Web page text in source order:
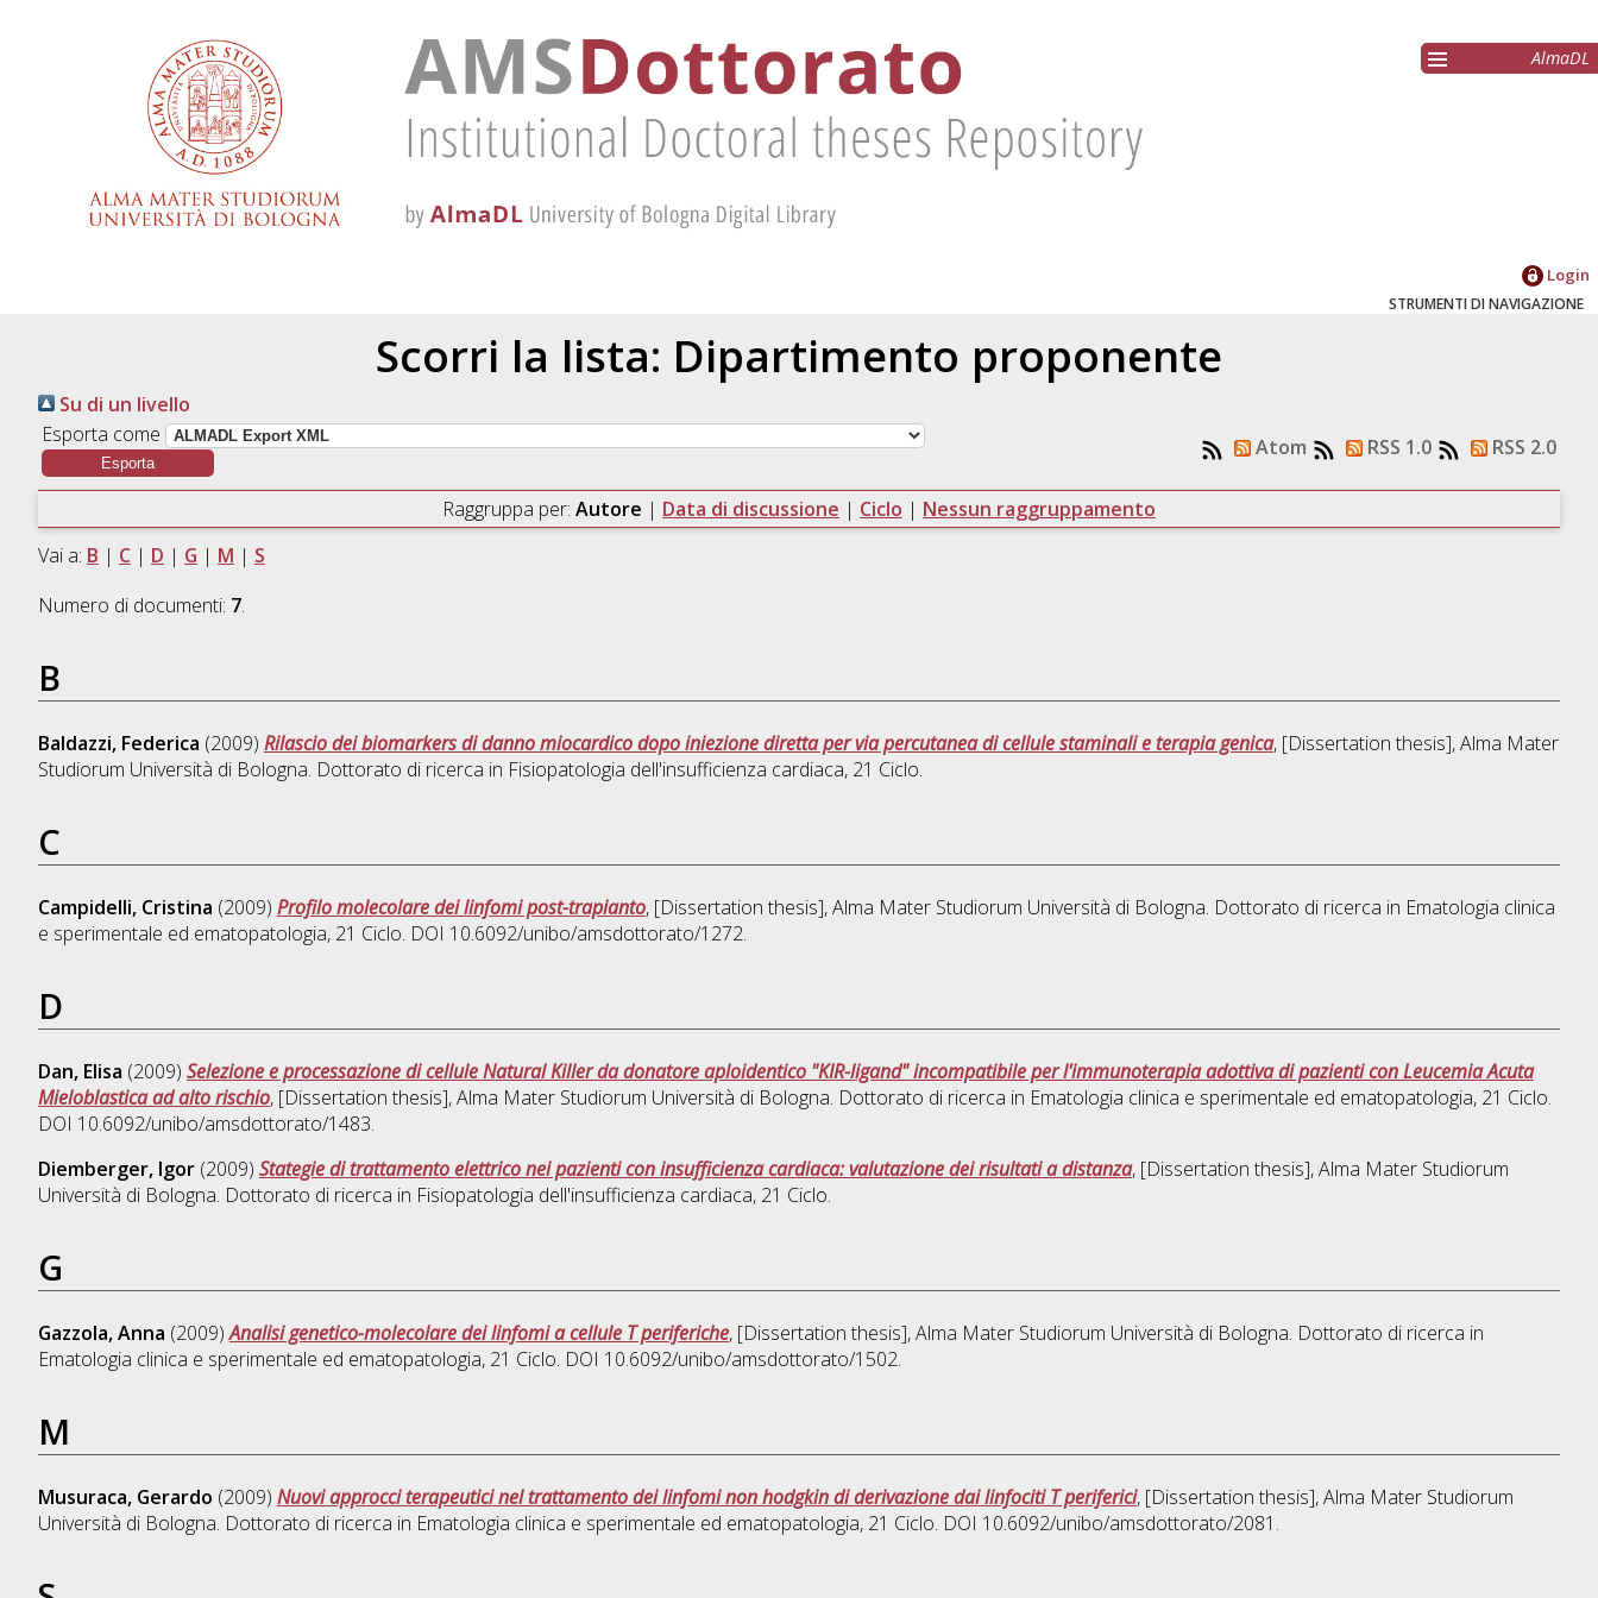
AlmaDL
Login
STRUMENTI DI NAVIGAZIONE
Scorri la lista: Dipartimento proponente
Su di un livello
Esporta come
Atom RSS 1.0 RSS 2.0
Raggruppa per: Autore | Data di discussione | Ciclo | Nessun raggruppamento
Vai a: B | C| D | G | M | S
Numero di documenti: 7.
B
Baldazzi, Federica (2009) Rilascio dei biomarkers di danno miocardico dopo iniezione diretta per via percutanea di cellule staminali e terapia genica, [Dissertation thesis], Alma Mater
Studiorum Università di Bologna. Dottorato di ricerca in Fisiopatologia dell'insufficienza cardiaca, 21 Ciclo.
C
Campidelli, Cristina (2009) Profilo molecolare dei linfomi post-trapianto, [Dissertation thesis], Alma Mater Studiorum Università di Bologna. Dottorato di ricerca in Ematologia clinica
e sperimentale ed ematopatologia, 21 Ciclo. DOI 10.6092/unibo/amsdottorato/1272.
D
Dan, Elisa (2009) Selezione e processazione di cellule Natural Killer da donatore aploidentico "KIR-ligand" incompatibile per l'immunoterapia adottiva di pazienti con Leucemia Acuta
Mieloblastica ad alto rischio, [Dissertation thesis], Alma Mater Studiorum Università di Bologna. Dottorato di ricerca in Ematologia clinica e sperimentale ed ematopatologia, 21 Ciclo.
DOI 10.6092/unibo/amsdottorato/1483.
Diemberger, Igor(2009) Stategie di trattamento elettrico nei pazienti con insufficienza cardiaca: valutazione dei risultati a distanza, [Dissertation thesis], Alma Mater Studiorum
Università di Bologna. Dottorato di ricerca in Fisiopatologia dell'insufficienza cardiaca, 21 Ciclo.
G
Gazzola, Anna (2009)Analisi genetico-molecolare dei linfomi a cellule T periferiche, [Dissertation thesis], Alma Mater Studiorum Università di Bologna. Dottorato di ricerca in
Ematologia clinica e sperimentale ed ematopatologia, 21 Ciclo. DOI 10.6092/unibo/amsdottorato/1502.
M
Musuraca, Gerardo (2009) Nuovi approcci terapeutici nel trattamento dei linfomi non hodgkin di derivazione dai linfociti T periferici, [Dissertation thesis], Alma Mater Studiorum
Università di Bologna. Dottorato di ricerca in Ematologia clinica e sperimentale ed ematopatologia, 21 Ciclo. DOI 10.6092/unibo/amsdottorato/2081.